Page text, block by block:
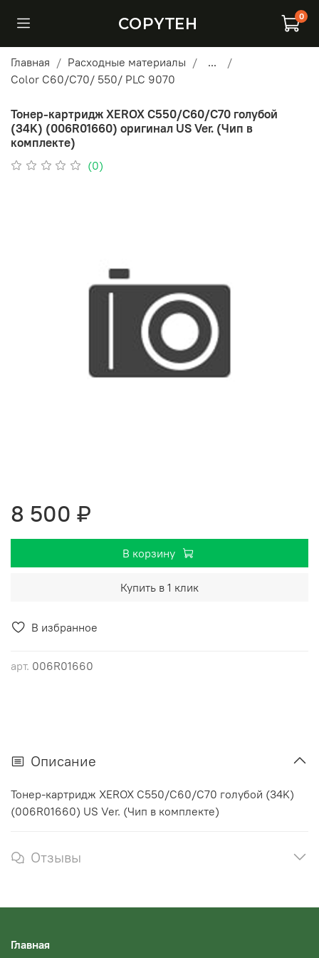
COPYTEH 0
Главная Расходные материалы
...
Color C60/C70/ 550/ PLC 9070
Тонер-картридж XEROX C550/С60/C70 голубой
(34K) (006R01660) оригинал US Ver. (Чип в
комплекте)
(0)
В избранное
арт. 006R01660
8 500 ₽
В корзину
Купить в 1 клик
Описание
Тонер-картридж XEROX C550/С60/C70 голубой (34K)
(006R01660) US Ver. (Чип в комплекте)
Отзывы
Главная